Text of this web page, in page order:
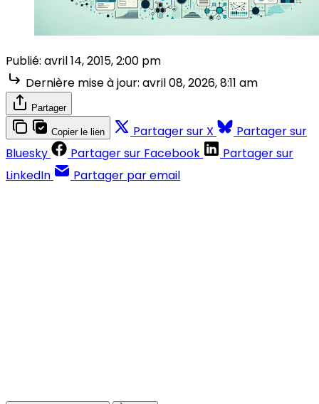
Publié: avril 14, 2015, 2:00 pm
Dernière mise à jour: avril 08, 2026, 8:11 am
Partager
Copier le lien Partager sur X
Partager sur
Bluesky
Partager sur Facebook
Partager sur
LinkedIn
Partager par email